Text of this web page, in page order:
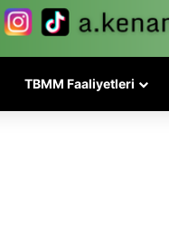
TBMM Faaliyetleri